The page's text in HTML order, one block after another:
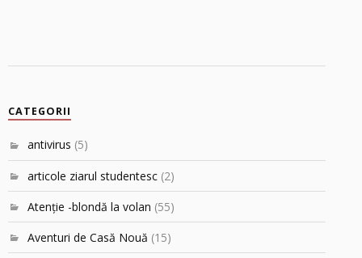
CATEGORII
antivirus (5)
articole ziarul studentesc (2)
Atenţie -blondă la volan (55)
Aventuri de Casă Nouă (15)